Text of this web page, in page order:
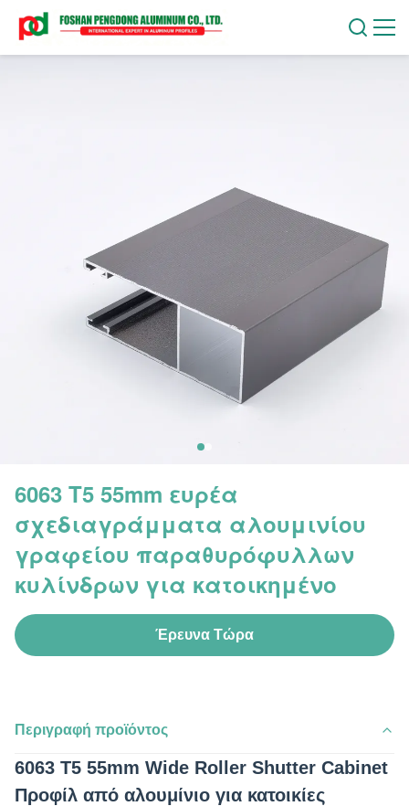
6063 T5 55mm ευρέα
σχεδιαγράμματα αλουμινίου
γραφείου παραθυρόφυλλων
κυλίνδρων για κατοικημένο
Έρευνα Τώρα
Περιγραφή προϊόντος
6063 T5 55mm Wide Roller Shutter Cabinet
Προφίλ από αλουμίνιο για κατοικίες